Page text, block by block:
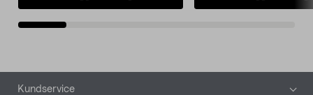
Sidfot
Kundservice